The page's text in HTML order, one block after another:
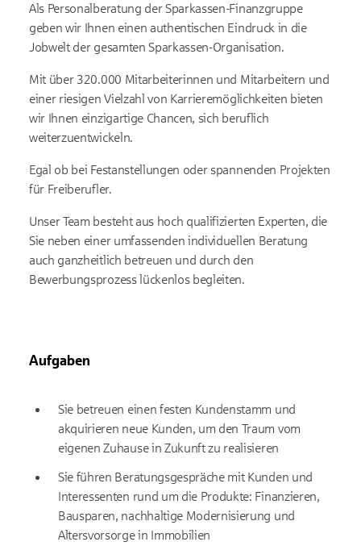
Als Personalberatung der Sparkassen-Finanzgruppe
geben wir Ihnen einen authentischen Eindruck in die
Jobwelt der gesamten Sparkassen-Organisation.
Mit über 320.000 Mitarbeiterinnen und Mitarbeitern und
einer riesigen Vielzahl von Karrieremöglichkeiten bieten
wir Ihnen einzigartige Chancen, sich beruflich
weiterzuentwickeln.
Egal ob bei Festanstellungen oder spannenden Projekten
für Freiberufler.
Unser Team besteht aus hoch qualifizierten Experten, die
Sie neben einer umfassenden individuellen Beratung
auch ganzheitlich betreuen und durch den
Bewerbungsprozess lückenlos begleiten.
Aufgaben
Sie betreuen einen festen Kundenstamm und
akquirieren neue Kunden, um den Traum vom
eigenen Zuhause in Zukunft zu realisieren
Sie führen Beratungsgespräche mit Kunden und
Interessenten rund um die Produkte: Finanzieren,
Bausparen, nachhaltige Modernisierung und
Altersvorsorge in Immobilien